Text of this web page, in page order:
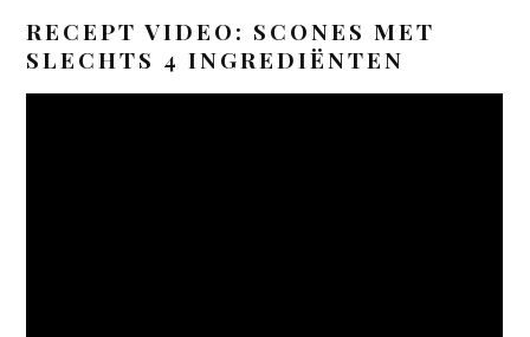
RECEPT VIDEO: SCONES MET
SLECHTS 4 INGREDIËNTEN